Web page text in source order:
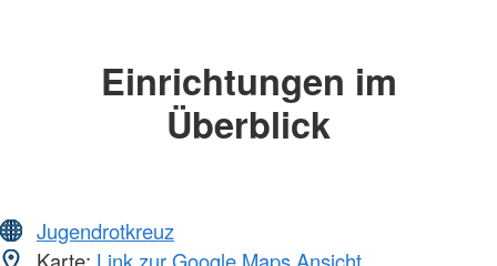
Einrichtungen im
Überblick
Jugendrotkreuz